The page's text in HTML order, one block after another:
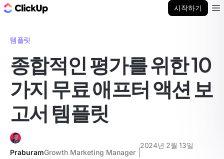
시작하기
템플릿
종합적인 평가를 위한 10
가지 무료 애프터 액션 보
고서 템플릿
PraburamGrowth Marketing Manager
2024년 2월 13일